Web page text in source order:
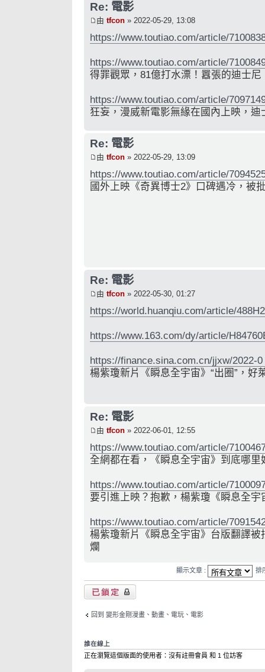
Re: 電影
由 tfcon » 2022-05-29, 13:08
https://www.toutiao.com/article/
https://www.toutiao.com/article/
得罪觀眾，81億打水漂！囂張的迪士
https://www.toutiao.com/article/
狂妄，漫威新電影無緣在國內上映，
Re: 電影
由 tfcon » 2022-05-29, 13:09
https://www.toutiao.com/article/
國外上映《奇異博士2》口碑遇冷，被
Re: 電影
由 tfcon » 2022-05-30, 01:27
https://world.huanqiu.com/article/
https://www.163.com/dy/article/
https://finance.sina.com.cn/jjxw/2022-
楊紫瓊新片《瞬息全宇宙》“出圈”，好
Re: 電影
由 tfcon » 2022-06-01, 12:55
https://www.toutiao.com/article/
全網都在看，《瞬息全宇宙》到底哪里
https://www.toutiao.com/article/
要引進上映？抱歉，楊紫瓊《瞬息全宇
https://www.toutiao.com/article/
楊紫瓊新片《瞬息全宇宙》台版翻譯
爛
顯示文章 : 排
主題已鎖定
回到 變形金剛漫畫、動畫、電玩、電影
誰在線上
正在瀏覽這個版面的使用者：沒有註冊會員 和 1 位訪客